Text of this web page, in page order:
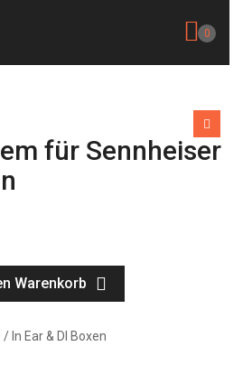
0
für Sennheiser
Warenkorb
In Ear & DI Boxen